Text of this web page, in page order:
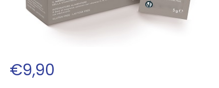
€9,90